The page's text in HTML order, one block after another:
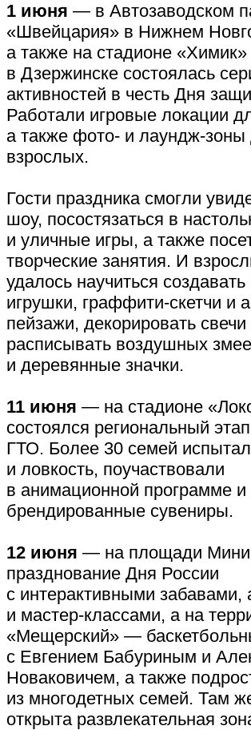
1 июня — в Автозаводском
«Швейцария» в Нижнем
а также на стадионе «Химик»
в Дзержинске состоялась
активностей в честь Дня
Работали игровые локации
а также фото- и лаундж-зоны
взрослых.
Гости праздника смогли
шоу, посостязаться в
и уличные игры, а также
творческие занятия. И
удалось научиться создавать
игрушки, граффити-скетчи и
пейзажи, декорировать
расписывать воздушных
и деревянные значки.
11 июня — на стадионе
состоялся региональный
ГТО. Более 30 семей
и ловкость, поучаствовали
в анимационной программе и
брендированные сувениры.
12 июня — на площади
празднование Дня России
с интерактивными забавами,
и мастер-классами, а на
«Мещерский» —
с Евгением Бабуриным и
Новаковичем, а также
из многодетных семей. Там
открыта развлекательная